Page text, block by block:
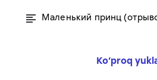
Маленький принц
Ko‘proq